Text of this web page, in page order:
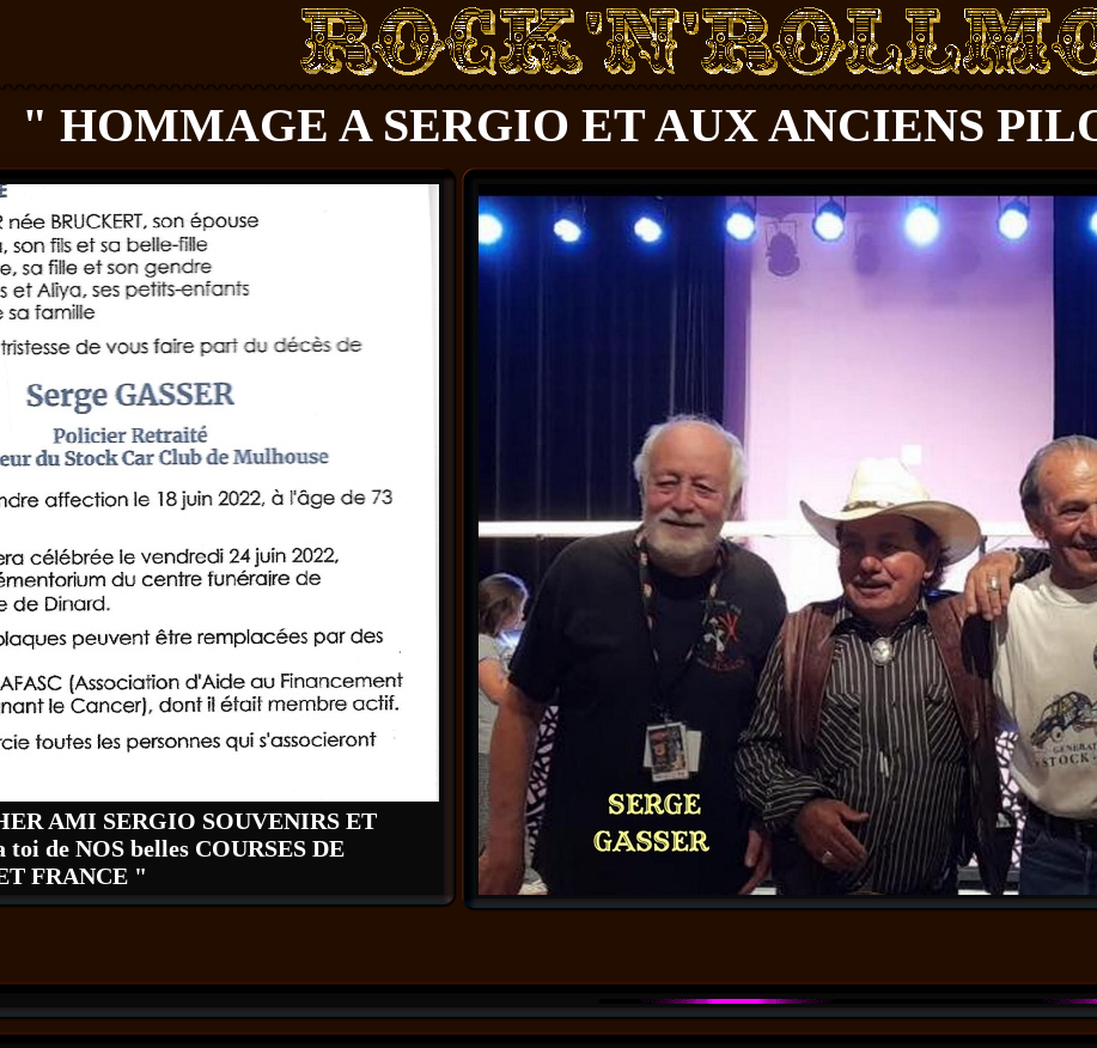
" HOMMAGE A SERGIO ET AUX ANCIENS
AMI SERGIO SOUVENIRS ET
de NOS belles COURSES DE
FRANCE "